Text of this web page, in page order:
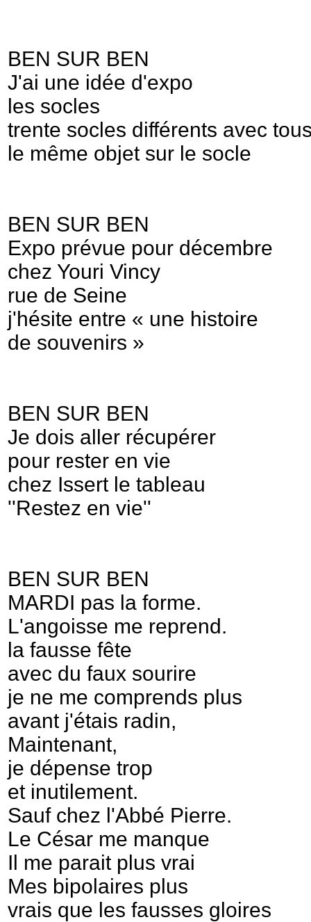
BEN SUR BEN
J'ai une idée d'expo
les socles
trente socles différents avec
le même objet sur le socle
BEN SUR BEN
Expo prévue pour décembre
chez Youri Vincy
rue de Seine
j'hésite entre « une histoire
de souvenirs »
BEN SUR BEN
Je dois aller récupérer
pour rester en vie
chez Issert le tableau
''Restez en vie''
BEN SUR BEN
MARDI pas la forme.
L'angoisse me reprend.
la fausse fête
avec du faux sourire
je ne me comprends plus
avant j'étais radin,
Maintenant,
je dépense trop
et inutilement.
Sauf chez l'Abbé Pierre.
Le César me manque
Il me parait plus vrai
Mes bipolaires plus
vrais que les fausses gloires